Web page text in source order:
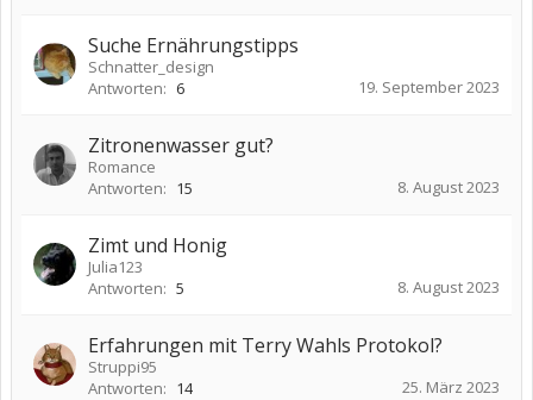
Suche Ernährungstipps
Schnatter_design
Antworten: 6 19. September 2023
Zitronenwasser gut?
Romance
Antworten: 15 8. August 2023
Zimt und Honig
Julia123
Antworten: 5 8. August 2023
Erfahrungen mit Terry Wahls Protokol?
Struppi95
Antworten: 14 25. März 2023